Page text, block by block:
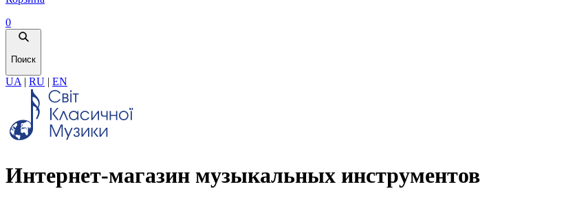
0
Поиск
UA | RU | EN
Интернет-магазин музыкальных инструментов